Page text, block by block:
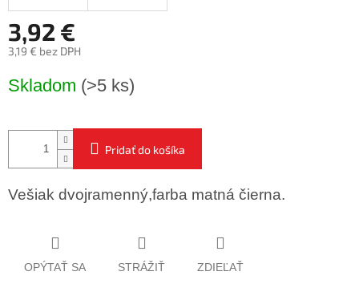
3,92 €
3,19 € bez DPH
cena:
Skladom (>5 ks)
Pridať do košíka
Vešiak dvojramenný,farba matná čierna.
OPÝTAŤ SA STRÁŽIŤ ZDIEĽAŤ